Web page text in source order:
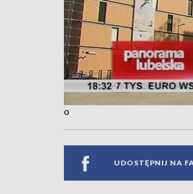
o
UDOSTĘPNIJ NA